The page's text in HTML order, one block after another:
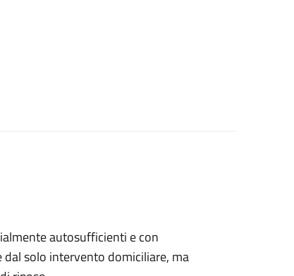
autosufficienti e con
solo intervento domiciliare, ma